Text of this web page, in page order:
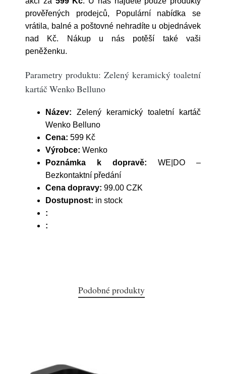
prověřených prodejců, Populární nabídka se
vrátila, balné a poštovné nehradíte u objednávek
nad Kč. Nákup u nás potěší také vaši
peněženku.
Parametry produktu: Zelený keramický toaletní
kartáč Wenko Belluno
Název: Zelený keramický toaletní kartáč
Wenko Belluno
Cena: 599 Kč
Výrobce: Wenko
Poznámka k dopravě: WE|DO –
Bezkontaktní předání
Cena dopravy: 99.00 CZK
Dostupnost: in stock
:
:
Podobné produkty